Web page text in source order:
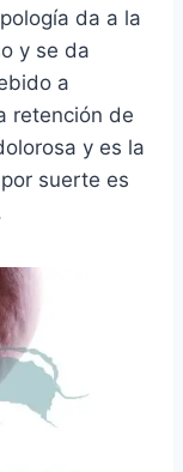
da a la
y se da
a
retención de
y es la
suerte es